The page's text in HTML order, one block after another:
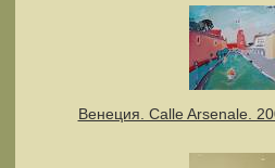
Венеция. Calle Arsenale.